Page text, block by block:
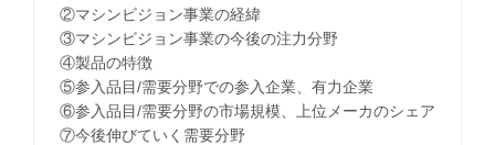
②マシンビジョン事業の経緯
③マシンビジョン事業の今後の注力分野
④製品の特徴
⑤参入品目/需要分野での参入企業、有力企業
⑥参入品目/需要分野の市場規模、上位メーカのシェア
⑦今後伸びていく需要分野